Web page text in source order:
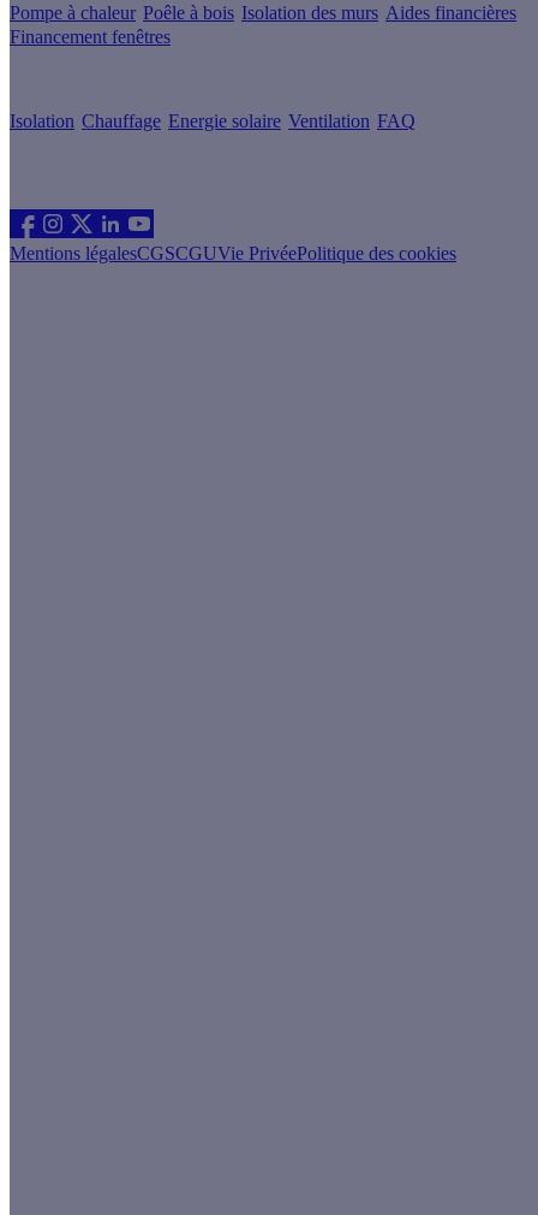
Pompe à chaleur Poêle à bois Isolation des murs Aides financières
Financement fenêtres
Isolation Chauffage Energie solaire Ventilation FAQ
Mentions légalesCGSCGUVie PrivéePolitique des cookies